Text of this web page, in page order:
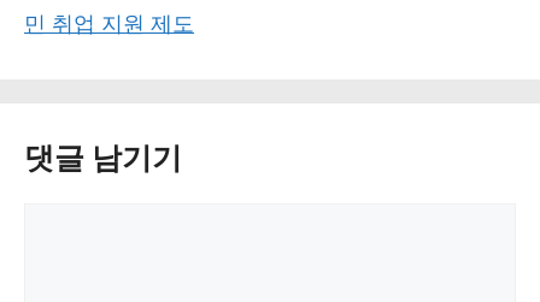
민 취업 지원 제도
댓글 남기기